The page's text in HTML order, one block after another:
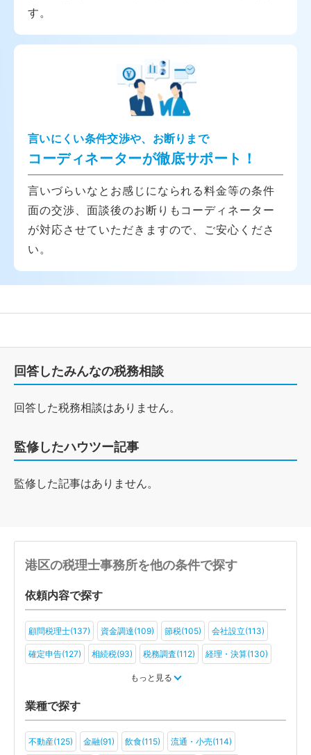
す。
言いにくい条件交渉や、お断りまで
コーディネーターが徹底サポート！
言いづらいなとお感じになられる料金等の条件
面の交渉、面談後のお断りもコーディネーター
が対応させていただきますので、ご安心くださ
い。
回答したみんなの税務相談
回答した税務相談はありません。
監修したハウツー記事
監修した記事はありません。
港区の税理士事務所を他の条件で探す
依頼内容で探す
顧問税理士(137) 資金調達(109) 節税(105) 会社設立(113)
確定申告(127) 相続税(93) 税務調査(112) 経理・決算(130)
もっと見る
業種で探す
不動産(125) 金融(91) 飲食(115) 流通・小売(114)